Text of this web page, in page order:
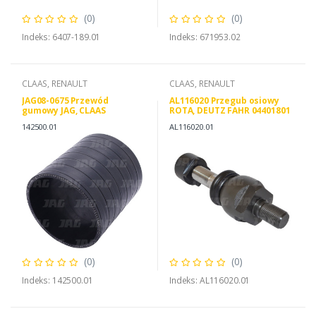
(0)
Indeks: 6407-189.01
(0)
Indeks: 671953.02
CLAAS, RENAULT
JAG08-0675 Przewód
gumowy JAG, CLAAS
142500.01
(0)
Indeks: 142500.01
CLAAS, RENAULT
AL116020 Przegub osiowy
ROTA, DEUTZ FAHR 04401801
AL116020.01
(0)
Indeks: AL116020.01